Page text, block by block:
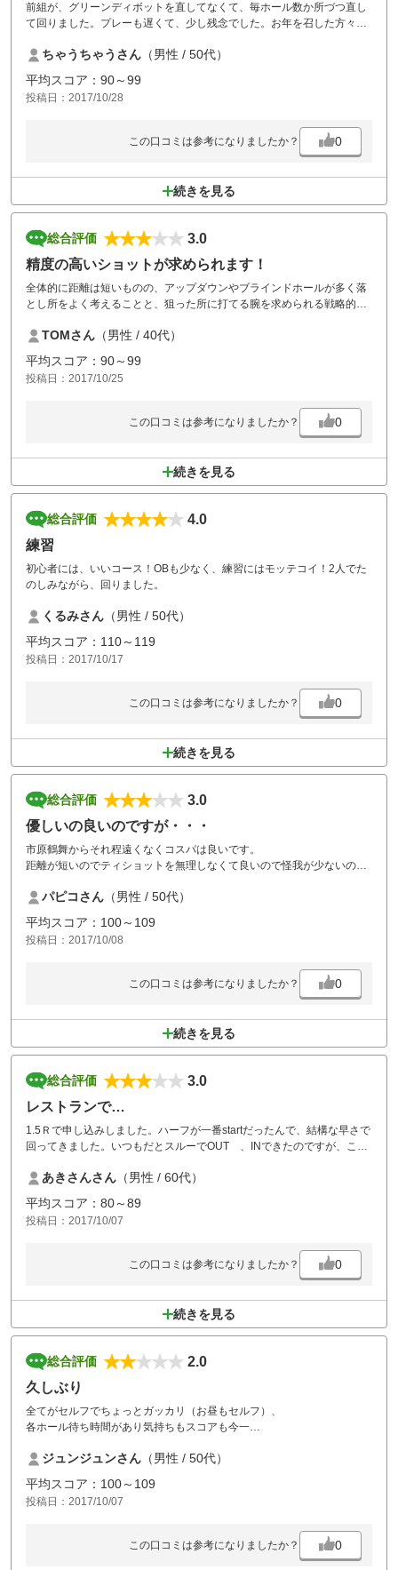
前組が、グリーンディボットを直してなくて、毎ホール数か所づつ直し
て回りました。プレーも遅くて、少し残念でした。お年を召した方々な
ちゃうちゃうさん （男性 / 50代）
平均スコア：90～99
投稿日：2017/10/28
この口コミは参考になりましたか？ 0
続きを見る
総合評価
3.0
精度の高いショットが求められます！
全体的に距離は短いものの、アップダウンやブラインドホールが多く落
とし所をよく考えることと、狙った所に打てる腕を求められる戦略的な
爽快感よりもゴルフの奥深さを改めてかんじられました。
パブリックゴルフ場なので施設は簡素ですが必要なものは揃っているの
で、コスパは高いと思います。
限られた広さの中にあるコースなので、曲がりが大きいとすぐOBとなり
TOMさん （男性 / 40代）
平均スコア：90～99
投稿日：2017/10/25
この口コミは参考になりましたか？ 0
続きを見る
総合評価
4.0
練習
初心者には、いいコース！OBも少なく、練習にはモッテコイ！2人でた
のしみながら、回りました。
くるみさん （男性 / 50代）
平均スコア：110～119
投稿日：2017/10/17
この口コミは参考になりましたか？ 0
続きを見る
総合評価
3.0
優しいの良いのですが・・・
市原鶴舞からそれ程遠くなくコスパは良いです。
距離が短いのでティショットを無理しなくて良いので怪我が少ないので
いコースです。カジュアルスタイルでバッグをカートに乗せるのもセル
フですが、スッタフの皆さんが親切でストレスは感じませんでした。た
だパー4のコースでティショットOB時がプレイング３だったり、通常１
ペナの状況が無罰（ノーペナ？）だったりと、せっかく100切っても人
パピコさん （男性 / 50代）
平均スコア：100～109
投稿日：2017/10/08
この口コミは参考になりましたか？ 0
続きを見る
総合評価
3.0
レストランで…
1.5Ｒで申し込みしました。ハーフが一番startだったんで、結構な早さで
回ってきました。いつもだとスルーでOUT 、INできたのですが、この
パン等食べるのですが、30分の休憩のため、レストランの一番奥で食べ
ることにしました。途中、関係者（スタッフ）と思われるものが、もう
食べちゃっているのでしょうがないが、外で食べてもらいたい等々凄く
気分が悪くなり、こちらもつい売り言葉に買い言葉で言い合いになりま
お客との対応とは思われない言葉と態度に唖然としました。他のスタッ
あきさんさん （男性 / 60代）
平均スコア：80～89
投稿日：2017/10/07
この口コミは参考になりましたか？ 0
続きを見る
総合評価
2.0
久しぶり
全てがセルフでちょっとガッカリ（お昼もセルフ）、
各ホール待ち時間があり気持ちもスコアも今一
ジュンジュンさん （男性 / 50代）
平均スコア：100～109
投稿日：2017/10/07
この口コミは参考になりましたか？ 0